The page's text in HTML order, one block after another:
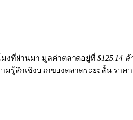
มงที่ผ่านมา มูลค่าตลาดอยู่ที่ $125.14 ล้
สึกเชิงบวกของตลาดระยะสั้น ราค